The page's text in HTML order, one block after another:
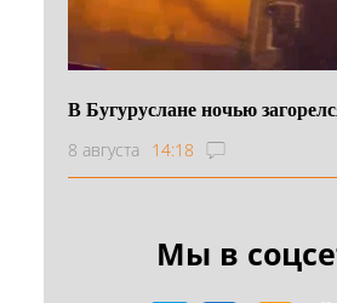
В Бугуруслане ночью
8 августа 14:18
Мы в